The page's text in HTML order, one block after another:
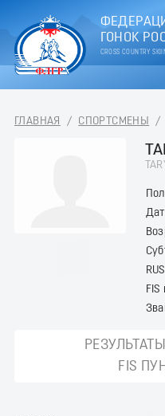
ГОНОК
CROSS COUNTRY
ГЛАВНАЯ / СПОРТСМЕНЫ /
Пол
FIS
РЕЗУЛЬТАТЫ
FIS